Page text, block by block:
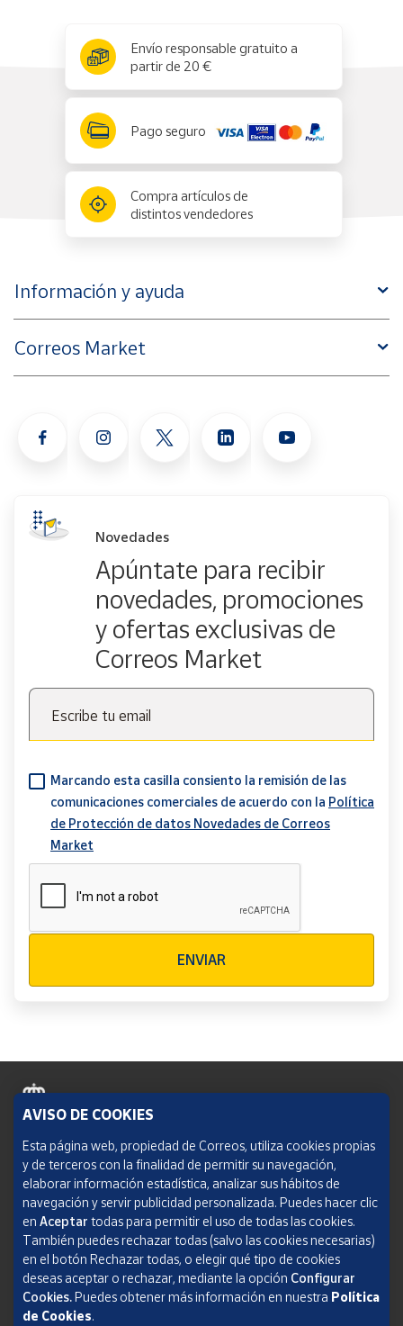
Envío responsable gratuito a
partir de 20 €
Pago seguro
Compra artículos de
distintos vendedores
Información y ayuda
Correos Market
Novedades
Apúntate para recibir
novedades, promociones
y ofertas exclusivas de
Correos Market
Escribe tu email
Marcando esta casilla consiento la remisión de las
comunicaciones comerciales de acuerdo con la Política
de Protección de datos Novedades de Correos
Market
ENVIAR
Política de cookies
Aviso legal
Condiciones del servicio
Política de Privacidad Web
Informe de transparencia
SOCIEDAD ESTATAL CORREOS Y TELÉGRAFOS, S.A., S.M.E. Todos los derechos
AVISO DE COOKIES
Esta página web, propiedad de Correos, utiliza cookies propias
y de terceros con la finalidad de permitir su navegación,
elaborar información estadística, analizar sus hábitos de
navegación y servir publicidad personalizada. Puedes hacer clic
en Aceptar todas para permitir el uso de todas las cookies.
También puedes rechazar todas (salvo las cookies necesarias)
en el botón Rechazar todas, o elegir qué tipo de cookies
deseas aceptar o rechazar, mediante la opción Configurar
Cookies.Puedes obtener más información en nuestra Política
de Cookies.